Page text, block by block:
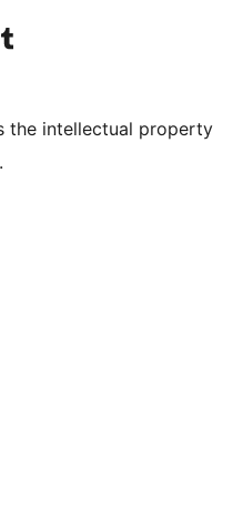
kanál YouTube
Navštívte náš účet na platforme Tumblr
the intellectual property